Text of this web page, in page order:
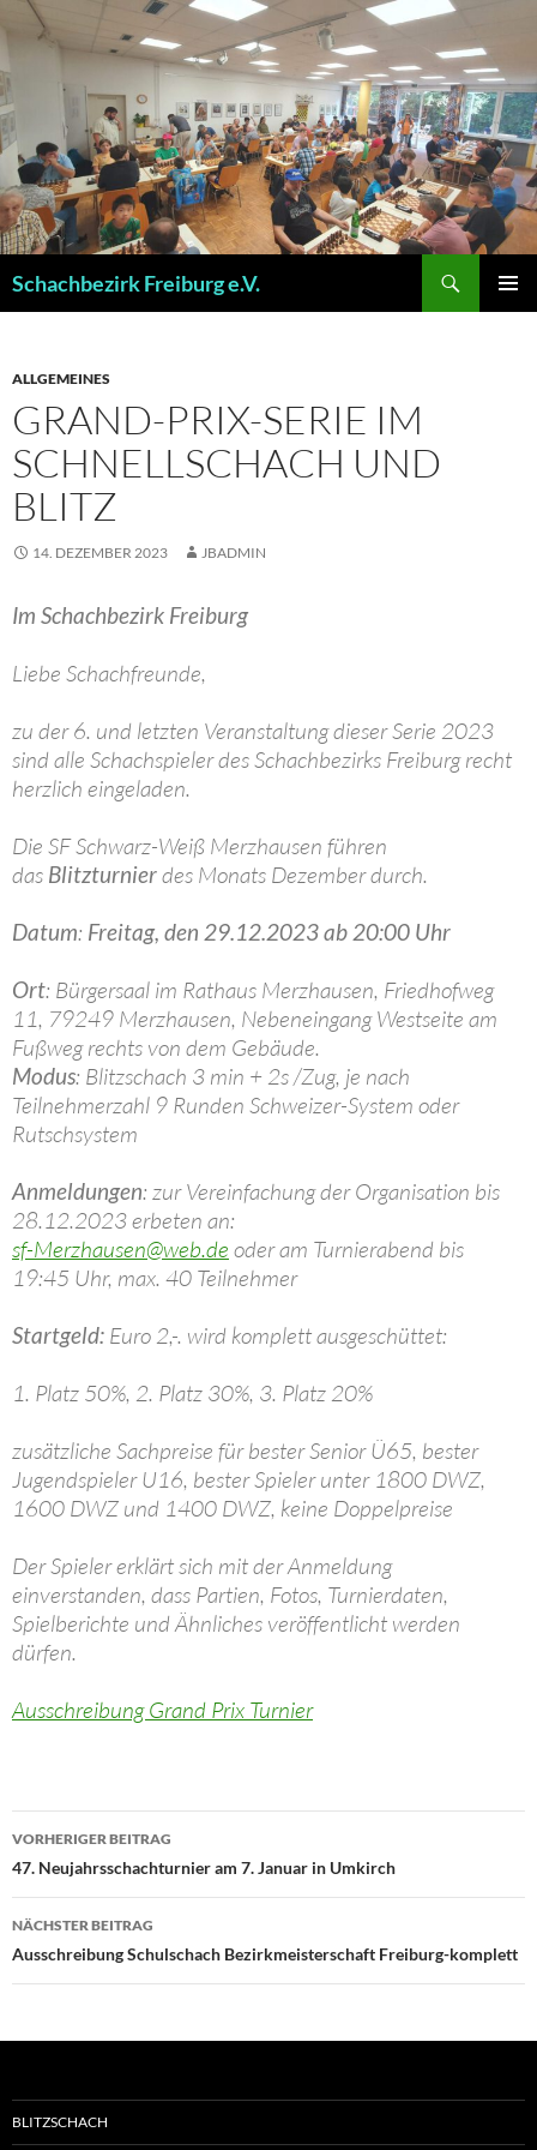
Zum
Inhalt
springen
Schachbezirk Freiburg e.V.
ALLGEMEINES
GRAND-PRIX-SERIE IM
SCHNELLSCHACH UND
BLITZ
14. DEZEMBER 2023 JBADMIN
Im Schachbezirk Freiburg
Liebe Schachfreunde,
zu der 6. und letzten Veranstaltung dieser Serie 2023
sind alle Schachspieler des Schachbezirks Freiburg recht
herzlich eingeladen.
Die SF Schwarz-Weiß Merzhausen führen
das Blitzturnierdes Monats Dezember durch.
Datum: Freitag, den 29.12.2023 ab 20:00 Uhr
Ort: Bürgersaal im Rathaus Merzhausen, Friedhofweg
11, 79249 Merzhausen, Nebeneingang Westseite am
Fußweg rechts von dem Gebäude.
Modus: Blitzschach 3 min + 2s /Zug, je nach
Teilnehmerzahl 9 Runden Schweizer-System oder
Rutschsystem
Anmeldungen: zur Vereinfachung der Organisation bis
28.12.2023 erbeten an:
sf-Merzhausen@web.de oder am Turnierabend bis
19:45 Uhr, max. 40 Teilnehmer
Startgeld: Euro 2,-. wird komplett ausgeschüttet:
1. Platz 50%, 2. Platz 30%, 3. Platz 20%
zusätzliche Sachpreise für bester Senior Ü65, bester
Jugendspieler U16, bester Spieler unter 1800 DWZ,
1600 DWZ und 1400 DWZ, keine Doppelpreise
Der Spieler erklärt sich mit der Anmeldung
einverstanden, dass Partien, Fotos, Turnierdaten,
Spielberichte und Ähnliches veröffentlicht werden
dürfen.
Ausschreibung Grand Prix Turnier
Beitragsnavigation
VORHERIGER BEITRAG
47. Neujahrsschachturnier am 7. Januar in Umkirch
NÄCHSTER BEITRAG
Ausschreibung Schulschach Bezirkmeisterschaft Freiburg-komplett
BLITZSCHACH